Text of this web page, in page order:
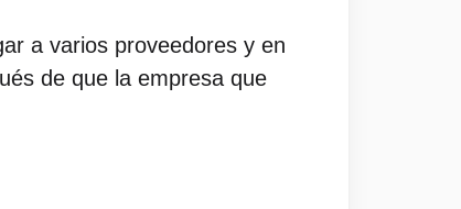
a varios proveedores y en
de que la empresa que